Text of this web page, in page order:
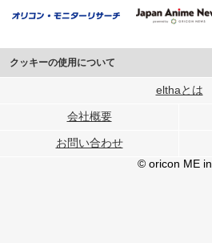
クッキーの使用について
このサイトでは Cookie を使用して、ユーザ
行っています。
メディアや広告配信、データ解析の各パート
各パートナーは、この情報とユーザーが各パ
ユーザーが各パートナーのサービスを使用し
elthaとは
会社概要
お問い合わせ
© oricon ME